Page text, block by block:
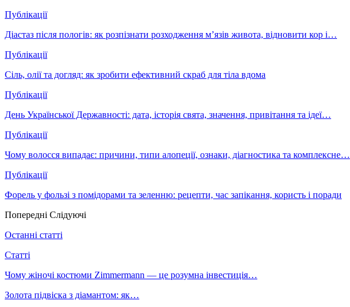
Публікації
Діастаз після пологів: як розпізнати розходження м’язів живота, відновити кор і…
Публікації
Сіль, олії та догляд: як зробити ефективний скраб для тіла вдома
Публікації
День Української Державності: дата, історія свята, значення, привітання та ідеї…
Публікації
Чому волосся випадає: причини, типи алопеції, ознаки, діагностика та комплексне…
Публікації
Форель у фользі з помідорами та зеленню: рецепти, час запікання, користь і поради
Попередні Слідуючі
Останні статті
Статті
Чому жіночі костюми Zimmermann — це розумна інвестиція…
Золота підвіска з діамантом: як…